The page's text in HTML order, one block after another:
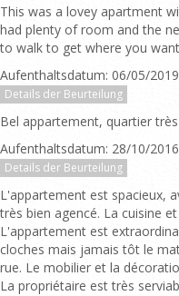
This was a lovey apartment
had plenty of room and the
to walk to get where you
Aufenthaltsdatum: 06/05/
Details der Beurteilung
Bel appartement, quartier
Aufenthaltsdatum: 28/10/
Details der Beurteilung
L'appartement est spacieux,
très bien agencé. La cuisine
L'appartement est
cloches mais jamais tôt le
rue. Le mobilier et la
La propriétaire est très